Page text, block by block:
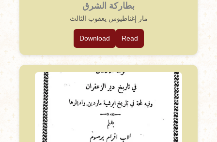
بطاركة الشرق
مار إغناطيوس يعقوب الثالث
Read
Download